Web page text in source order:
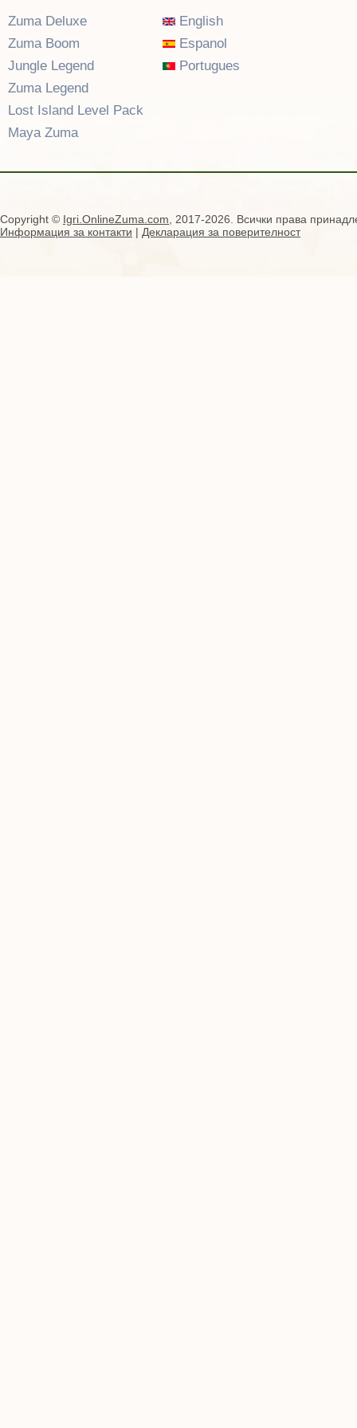
Zuma Deluxe
Zuma Boom
Jungle Legend
Zuma Legend
Lost Island Level Pack
Maya Zuma
English
Espanol
Portugues
Copyright © Igri.OnlineZuma.com , 2017-2026. Всички права
Информация за контакти | Декларация за поверителност